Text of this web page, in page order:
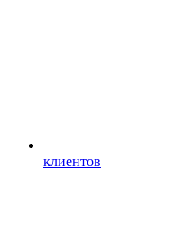
клиентов